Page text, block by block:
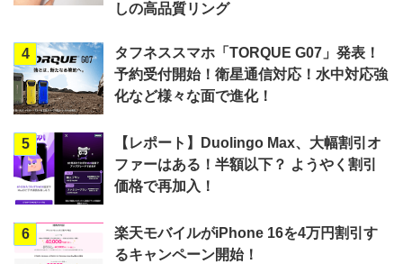
しの高品質リング
4
タフネススマホ「TORQUE G07」発表！
予約受付開始！衛星通信対応！水中対応強
化など様々な面で進化！
5
【レポート】Duolingo Max、大幅割引オ
ファーはある！半額以下？ ようやく割引
価格で再加入！
6
楽天モバイルがiPhone 16を4万円割引す
るキャンペーン開始！